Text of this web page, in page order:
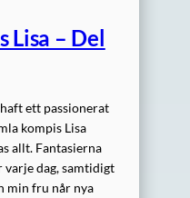
Lisa – Del
ett passionerat
kompis Lisa
allt. Fantasierna
dag, samtidigt
min fru når nya